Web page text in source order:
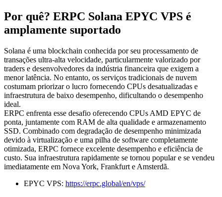
Por quê? ERPC Solana EPYC VPS é
amplamente suportado
Solana é uma blockchain conhecida por seu processamento de
transações ultra-alta velocidade, particularmente valorizado por
traders e desenvolvedores da indústria financeira que exigem a
menor latência. No entanto, os serviços tradicionais de nuvem
costumam priorizar o lucro fornecendo CPUs desatualizadas e
infraestrutura de baixo desempenho, dificultando o desempenho
ideal.
ERPC enfrenta esse desafio oferecendo CPUs AMD EPYC de
ponta, juntamente com RAM de alta qualidade e armazenamento
SSD. Combinado com degradação de desempenho minimizada
devido à virtualização e uma pilha de software completamente
otimizada, ERPC fornece excelente desempenho e eficiência de
custo. Sua infraestrutura rapidamente se tornou popular e se vendeu
imediatamente em Nova York, Frankfurt e Amsterdã.
EPYC VPS: https://erpc.global/en/vps/